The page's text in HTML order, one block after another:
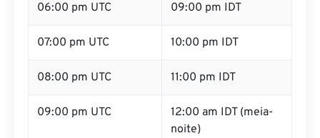
06:00 pm UTC 09:00 pm IDT
07:00 pm UTC 10:00 pm IDT
08:00 pm UTC 11:00 pm IDT
09:00 pm UTC
12:00 am IDT (meia-
noite)